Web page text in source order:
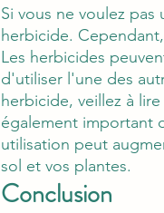
Si vous ne voulez
herbicide.
Les herbicides
d'utiliser l'une des
herbicide, veillez à
également important
utilisation peut
sol et vos plantes.
Conclusion